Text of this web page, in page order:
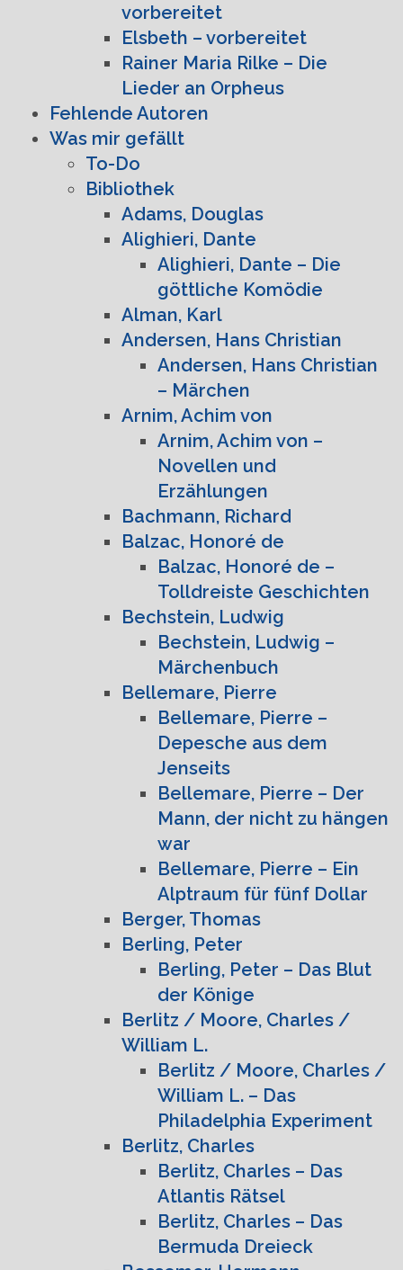
vorbereitet
Elsbeth – vorbereitet
Rainer Maria Rilke – Die
Lieder an Orpheus
Fehlende Autoren
Was mir gefällt
To-Do
Bibliothek
Adams, Douglas
Alighieri, Dante
Alighieri, Dante – Die
göttliche Komödie
Alman, Karl
Andersen, Hans Christian
Andersen, Hans Christian
– Märchen
Arnim, Achim von
Arnim, Achim von –
Novellen und
Erzählungen
Bachmann, Richard
Balzac, Honoré de
Balzac, Honoré de –
Tolldreiste Geschichten
Bechstein, Ludwig
Bechstein, Ludwig –
Märchenbuch
Bellemare, Pierre
Bellemare, Pierre –
Depesche aus dem
Jenseits
Bellemare, Pierre – Der
Mann, der nicht zu hängen
war
Bellemare, Pierre – Ein
Alptraum für fünf Dollar
Berger, Thomas
Berling, Peter
Berling, Peter – Das Blut
der Könige
Berlitz / Moore, Charles /
William L.
Berlitz / Moore, Charles /
William L. – Das
Philadelphia Experiment
Berlitz, Charles
Berlitz, Charles – Das
Atlantis Rätsel
Berlitz, Charles – Das
Bermuda Dreieck